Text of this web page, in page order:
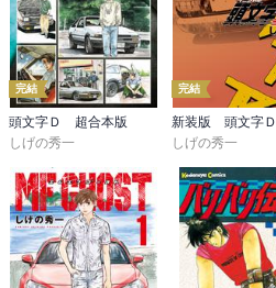
完結
頭文字Ｄ 超合本版
しげの秀一
完結
新装版 頭文字Ｄ
しげの秀一